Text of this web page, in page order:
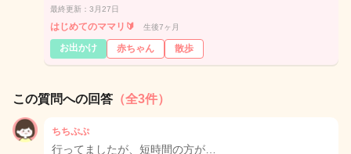
最終更新：3月27日
はじめてのママリ🔰 生後7ヶ月
お出かけ 赤ちゃん 散歩
この質問への回答 （全3件）
ちちぷぷ
行ってましたが、短時間の方が…